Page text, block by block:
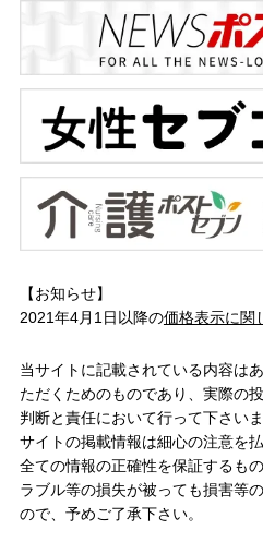
【お知らせ】
2021年4月1日以降の価格表示に関
当サイトに記載されている内容は
ただくためのものであり、実際の
判断と責任において行って下さい
サイトの掲載情報は細心の注意を
全ての情報の正確性を保証するも
ラブル等の損失が被っても損害等
ので、予めご了承下さい。